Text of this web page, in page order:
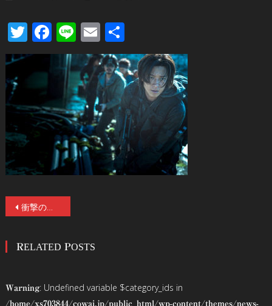
Twitter
Facebook
LineEmail
有
投
ナ
ゲ
衝撃の全貌まであとわずか！ノンストップ・サバイバル・アクション大作『新 感染半島 ファイナル・ステージ』2021年元旦公開！プロダクション・ノートも紹介！
RELATED POSTS
Warning: Undefined variable $category_ids in
/home/xs703844/cowai.jp/public_html/wp-content/themes/news-